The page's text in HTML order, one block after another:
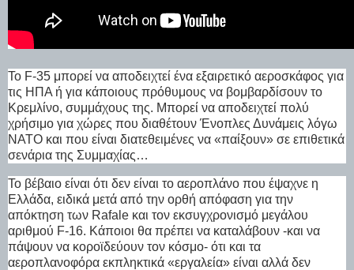
Το F-35 μπορεί να αποδειχτεί ένα εξαιρετικό αεροσκάφος για
τις ΗΠΑ ή για κάποιους πρόθυμους να βομβαρδίσουν το
Κρεμλίνο, συμμάχους της. Μπορεί να αποδειχτεί πολύ
χρήσιμο για χώρες που διαθέτουν Ένοπλες Δυνάμεις λόγω
ΝΑΤΟ και που είναι διατεθειμένες να «παίξουν» σε επιθετικά
σενάρια της Συμμαχίας…
Το βέβαιο είναι ότι δεν είναι το αεροπλάνο που έψαχνε η
Ελλάδα, ειδικά μετά από την ορθή απόφαση για την
απόκτηση των Rafale και τον εκσυγχρονισμό μεγάλου
αριθμού F-16. Κάποιοι θα πρέπει να καταλάβουν -και να
πάψουν να κοροϊδεύουν τον κόσμο- ότι και τα
αεροπλανοφόρα εκπληκτικά «εργαλεία» είναι αλλά δεν